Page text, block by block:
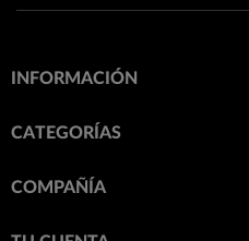
INFORMACIÓN
CATEGORÍAS
COMPAÑÍA